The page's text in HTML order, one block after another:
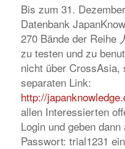
Bis zum 31.
Datenbank
270 Bände der Reihe
zu testen und zu
nicht über CrossAsia,
separaten Link:
http://
allen Interessierten
Login und geben
Passwort: trial1231